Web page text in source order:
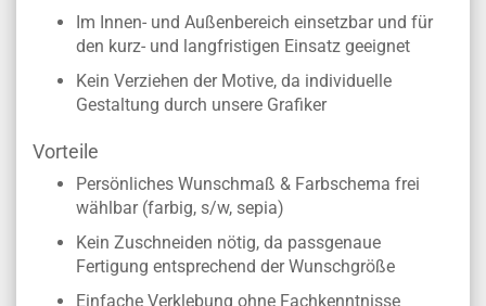
Im Innen- und Außenbereich einsetzbar und für
den kurz- und langfristigen Einsatz geeignet
Kein Verziehen der Motive, da individuelle
Gestaltung durch unsere Grafiker
Vorteile
Persönliches Wunschmaß & Farbschema frei
wählbar (farbig, s/w, sepia)
Kein Zuschneiden nötig, da passgenaue
Fertigung entsprechend der Wunschgröße
Einfache Verklebung ohne Fachkenntnisse